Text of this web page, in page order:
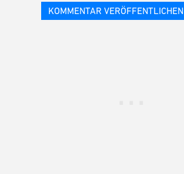
KOMMENTAR VERÖFFENTLICHEN